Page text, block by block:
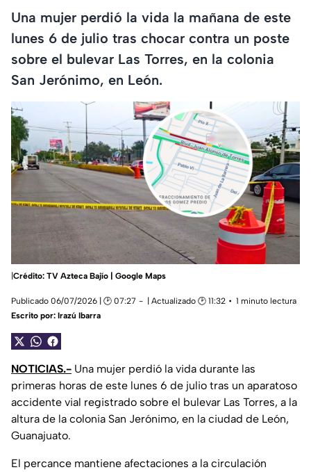
Una mujer perdió la vida la mañana de este
lunes 6 de julio tras chocar contra un poste
sobre el bulevar Las Torres, en la colonia
San Jerónimo, en León.
Crédito: TV Azteca Bajío | Google Maps
Publicado 06/07/2026 | 🕑 07:27 | Actualizado 🕑 11:32
1 minuto lectura
Escrito por: Irazú Ibarra
NOTICIAS.- Una mujer perdió la vida durante las
primeras horas de este lunes 6 de julio tras un aparatoso
accidente vial registrado sobre el bulevar Las Torres, a la
altura de la colonia San Jerónimo, en la ciudad de León,
Guanajuato.
El percance mantiene afectaciones a la circulación